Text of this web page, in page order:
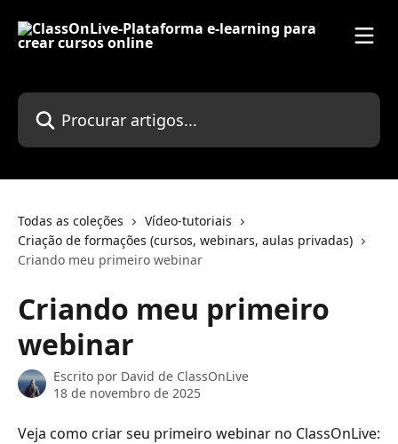
Procurar artigos...
Todas as coleções
Vídeo-tutoriais
Criação de formações (cursos, webinars, aulas privadas)
Criando meu primeiro webinar
Criando meu primeiro
webinar
Escrito por David de ClassOnLive
18 de novembro de 2025
Veja como criar seu primeiro webinar no ClassOnLive: